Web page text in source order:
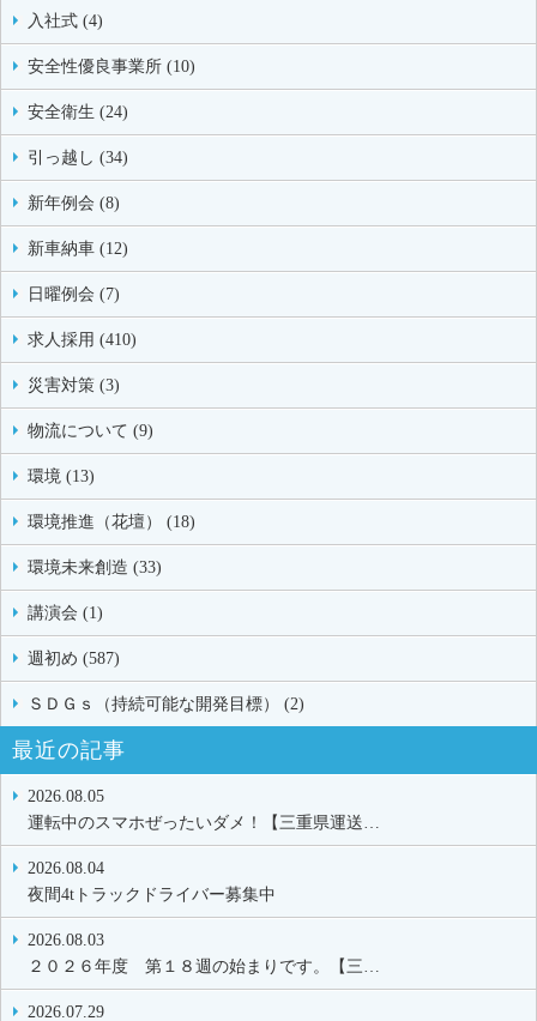
入社式 (4)
安全性優良事業所 (10)
安全衛生 (24)
引っ越し (34)
新年例会 (8)
新車納車 (12)
日曜例会 (7)
求人採用 (410)
災害対策 (3)
物流について (9)
環境 (13)
環境推進（花壇） (18)
環境未来創造 (33)
講演会 (1)
週初め (587)
ＳＤＧｓ（持続可能な開発目標） (2)
最近の記事
2026.08.05
運転中のスマホぜったいダメ！【三重県運送…
2026.08.04
夜間4tトラックドライバー募集中
2026.08.03
２０２６年度 第１８週の始まりです。【三…
2026.07.29